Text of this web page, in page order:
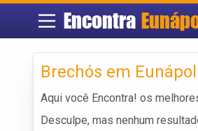
Encontra
Brechós em
Aqui você Encontra! os
Desculpe, mas nenhum